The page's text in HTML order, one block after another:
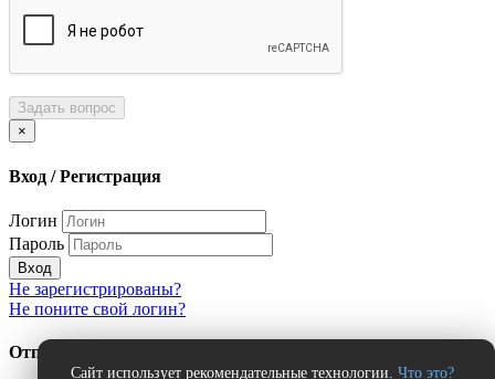
Сайт использует рекомендательные технологии. Что это?
Задать вопрос
×
Вход / Регистрация
Логин
Пароль
Вход
Не зарегистрированы?
Не поните свой логин?
Отправить сообщение об ошибке?